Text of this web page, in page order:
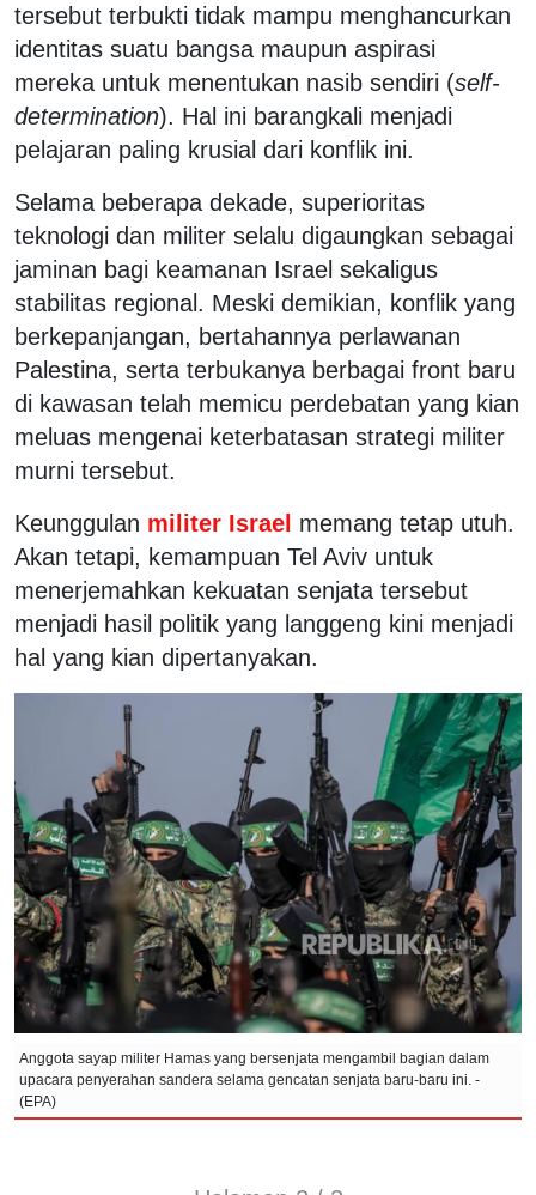
tersebut terbukti tidak mampu menghancurkan
identitas suatu bangsa maupun aspirasi
mereka untuk menentukan nasib sendiri (self-
determination). Hal ini barangkali menjadi
pelajaran paling krusial dari konflik ini.
Selama beberapa dekade, superioritas
teknologi dan militer selalu digaungkan sebagai
jaminan bagi keamanan Israel sekaligus
stabilitas regional. Meski demikian, konflik yang
berkepanjangan, bertahannya perlawanan
Palestina, serta terbukanya berbagai front baru
di kawasan telah memicu perdebatan yang kian
meluas mengenai keterbatasan strategi militer
murni tersebut.
Keunggulan militer Israel memang tetap utuh.
Akan tetapi, kemampuan Tel Aviv untuk
menerjemahkan kekuatan senjata tersebut
menjadi hasil politik yang langgeng kini menjadi
hal yang kian dipertanyakan.
Anggota sayap militer Hamas yang bersenjata mengambil bagian dalam
upacara penyerahan sandera selama gencatan senjata baru-baru ini. -
(EPA)